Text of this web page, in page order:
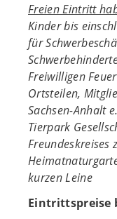
Freien Eintritt
Kinder bis
für
Freiwilligen
Ortsteilen,
Sachsen-Anhalt
Tierpark
Freundeskreises
kurzen Leine
Eintrittspreise